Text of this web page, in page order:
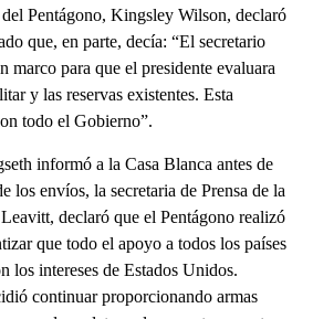
Pentágono, Kingsley Wilson, declaró
que, en parte, decía: “El secretario
marco para que el presidente evaluara
y las reservas existentes. Esta
todo el Gobierno”.
informó a la Casa Blanca antes de
los envíos, la secretaria de Prensa de la
declaró que el Pentágono realizó
que todo el apoyo a todos los países
los intereses de Estados Unidos.
continuar proporcionando armas